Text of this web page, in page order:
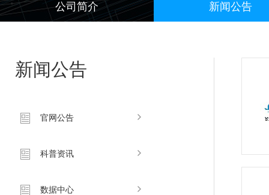
公司简介 新闻公告
新闻公告
官网公告
科普资讯
数据中心